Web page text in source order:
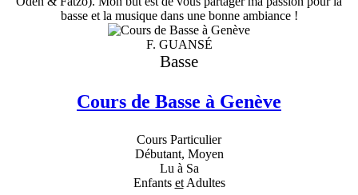
basse et la musique dans une bonne ambiance !
F. GUANSÉ
Basse
Cours de Basse à Genève
Cours Particulier
Débutant, Moyen
Lu à Sa
Enfants etAdultes